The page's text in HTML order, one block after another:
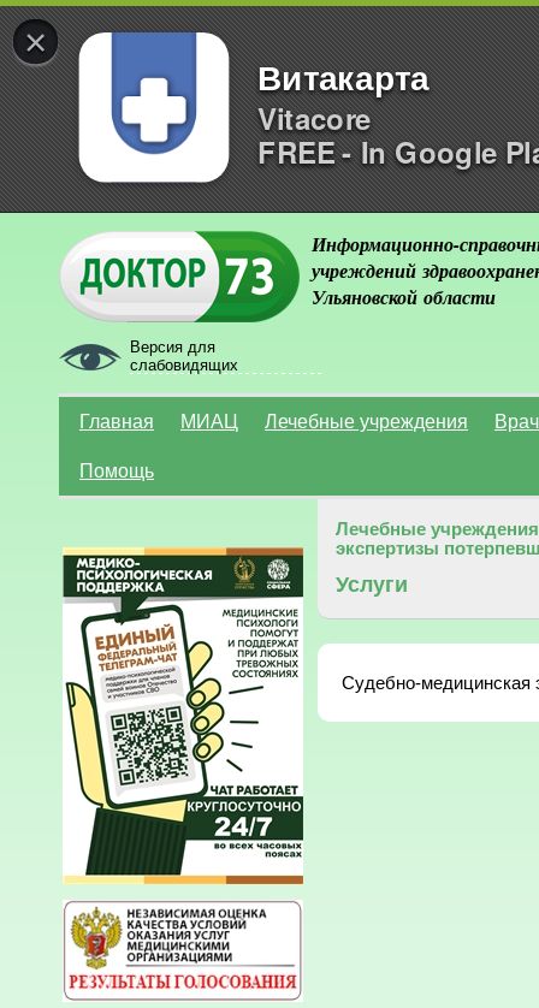
×
Витакарта
Vitacore
FREE - In Google
Версия для
слабовидящих
Информационно-
учреждений
Ульяновской области
Главная МИАЦ Лечебные учреждения
Помощь
Лечебные учреждения
экспертизы
Услуги
Судебно-медицинская